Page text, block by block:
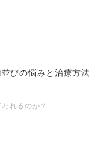
並びの悩みと治療方法
れるのか？